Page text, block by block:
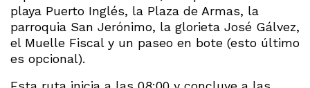
playa Puerto Inglés, la Plaza de Armas, la
parroquia San Jerónimo, la glorieta José Gálvez,
el Muelle Fiscal y un paseo en bote (esto último
es opcional).